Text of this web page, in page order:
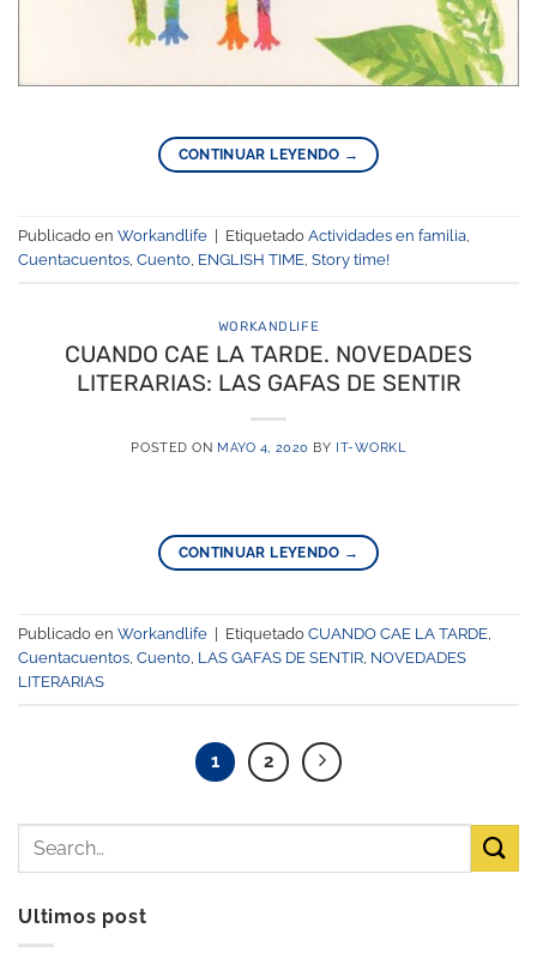
CONTINUAR LEYENDO →
Publicado en Workandlife Etiquetado Actividades en familia,
Cuentacuentos, Cuento, ENGLISH TIME, Story time!
WORKANDLIFE
CUANDO CAE LA TARDE. NOVEDADES
LITERARIAS: LAS GAFAS DE SENTIR
POSTED ON MAYO 4, 2020 BY IT-WORKL
CONTINUAR LEYENDO →
Publicado en Workandlife Etiquetado CUANDO CAE LA TARDE,
Cuentacuentos, Cuento, LAS GAFAS DE SENTIR, NOVEDADES
LITERARIAS
1 2
Ultimos post